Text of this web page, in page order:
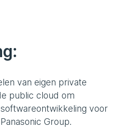
van eigen private
public cloud om
voor
Group.